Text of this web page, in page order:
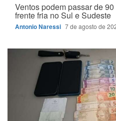
Ventos podem passar de
frente fria no Sul e Sudeste
Antonio Naressi 7 de agosto de